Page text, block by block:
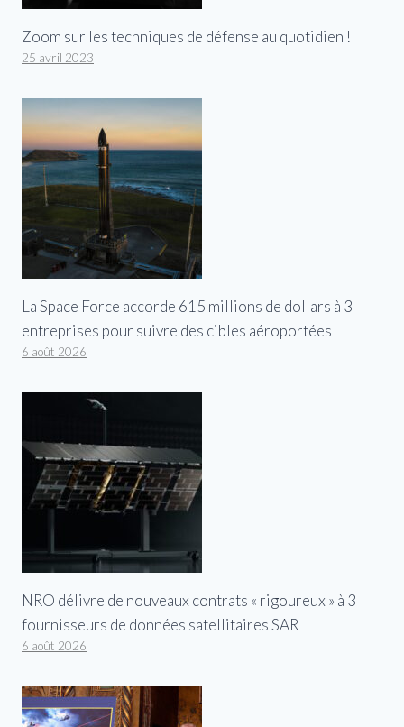
Zoom sur les techniques de défense au quotidien !
25 avril 2023
La Space Force accorde 615 millions de dollars à 3
entreprises pour suivre des cibles aéroportées
6 août 2026
NRO délivre de nouveaux contrats « rigoureux » à 3
fournisseurs de données satellitaires SAR
6 août 2026